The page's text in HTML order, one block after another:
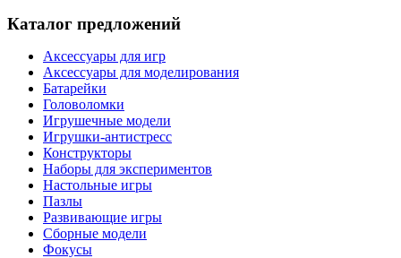
Каталог предложений
Аксессуары для игр
Аксессуары для моделирования
Батарейки
Головоломки
Игрушечные модели
Игрушки-антистресс
Конструкторы
Наборы для экспериментов
Настольные игры
Пазлы
Развивающие игры
Сборные модели
Фокусы